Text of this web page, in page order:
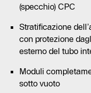
(specchio) CPC
Stratificazione
con protezione
esterno del tubo
Moduli
sotto vuoto